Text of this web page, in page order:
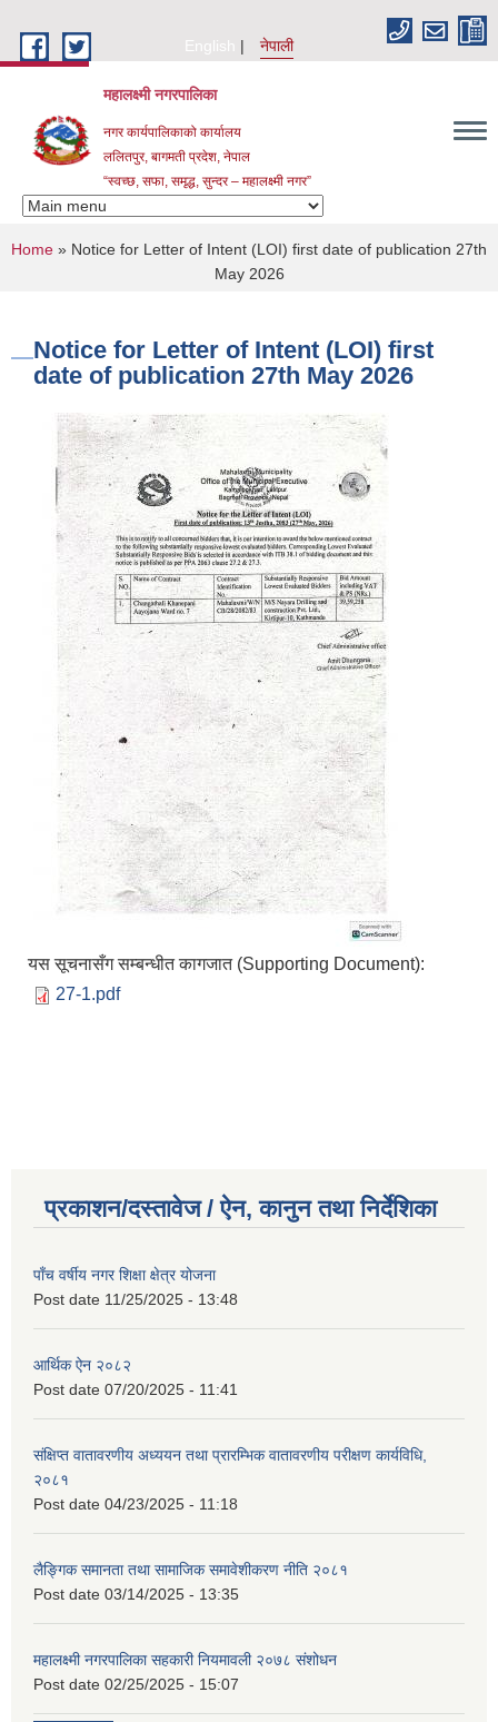
English
नेपाली
महालक्ष्मी नगरपालिका
नगर कार्यपालिकाको कार्यालय
ललितपुर, बागमती प्रदेश, नेपाल
“स्वच्छ, सफा, समृद्ध, सुन्दर – महालक्ष्मी नगर”
You are here
Home » Notice for Letter of Intent (LOI) first date of publication 27th
May 2026
Notice for Letter of Intent (LOI) first
date of publication 27th May 2026
यस सूचनासँग सम्बन्धीत कागजात (Supporting Document):
27-1.pdf
प्रकाशन/दस्तावेज / ऐन, कानुन तथा निर्देशिका
पाँच वर्षीय नगर शिक्षा क्षेत्र योजना
Post date 11/25/2025 - 13:48
आर्थिक ऐन २०८२
Post date 07/20/2025 - 11:41
संक्षिप्त वातावरणीय अध्ययन तथा प्रारम्भिक वातावरणीय परीक्षण कार्यविधि,
२०८१
Post date 04/23/2025 - 11:18
लैङ्गिक समानता तथा सामाजिक समावेशीकरण नीति २०८१
Post date 03/14/2025 - 13:35
महालक्ष्मी नगरपालिका सहकारी नियमावली २०७८ संशोधन
Post date 02/25/2025 - 15:07